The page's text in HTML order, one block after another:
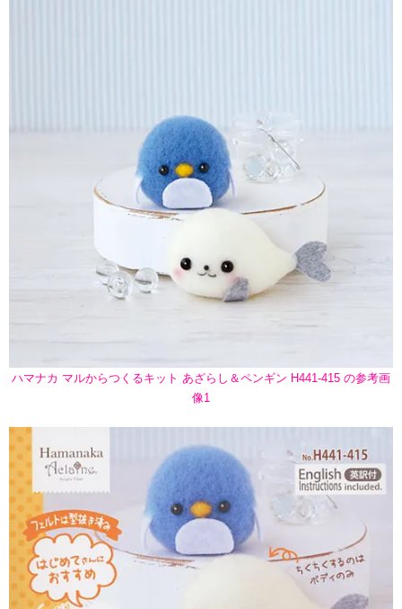
ハマナカ マルからつくるキット あざらし＆ペンギン H441-415 の参考画
像1